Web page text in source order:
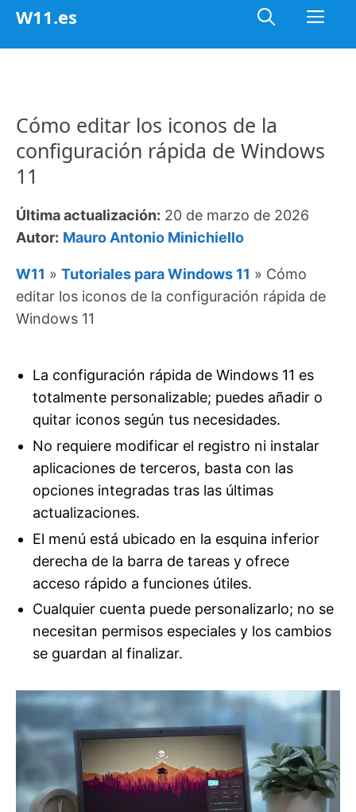
Saltar
W11.es
Cómo editar los iconos de la
configuración rápida de Windows
11
Última actualización: 20 de marzo de 2026
Autor: Mauro Antonio Minichiello
W11 » Tutoriales para Windows 11 » Cómo
editar los iconos de la configuración rápida de
Windows 11
La configuración rápida de Windows 11 es
totalmente personalizable; puedes añadir o
quitar iconos según tus necesidades.
No requiere modificar el registro ni instalar
aplicaciones de terceros, basta con las
opciones integradas tras las últimas
actualizaciones.
El menú está ubicado en la esquina inferior
derecha de la barra de tareas y ofrece
acceso rápido a funciones útiles.
Cualquier cuenta puede personalizarlo; no se
necesitan permisos especiales y los cambios
se guardan al finalizar.